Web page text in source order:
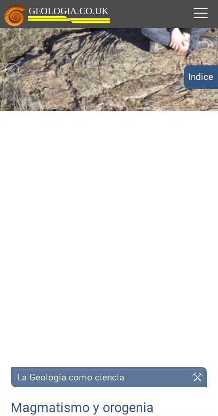
La Geología como ciencia
Magmatismo y orogenia
Indice